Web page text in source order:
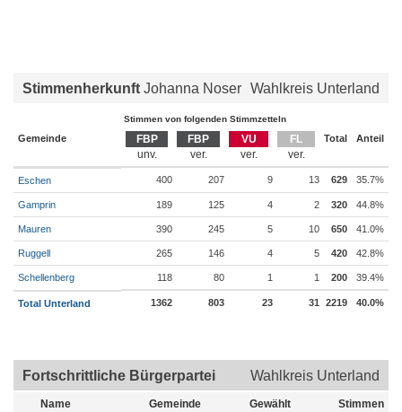
Stimmenherkunft Johanna Noser Wahlkreis Unterland
Stimmen von folgenden Stimmzetteln
Gemeinde FBP FBP VU FL Total Anteil
Eschen 400 207 9 13 629 35.7%
Gamprin 189 125 4 2 320 44.8%
Mauren 390 245 5 10 650 41.0%
Ruggell 265 146 4 5 420 42.8%
Schellenberg 118 80 1 1 200 39.4%
Total Unterland 1362 803 23 31 2219 40.0%
Fortschrittliche Bürgerpartei Wahlkreis Unterland
Name Gemeinde Gewählt Stimmen